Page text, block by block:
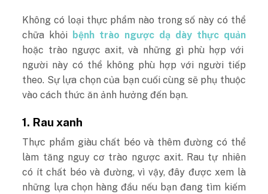
Không có loại thực phẩm nào trong số này có thể
chữa khỏi bệnh trào ngược dạ dày thực quản
hoặc trào ngược axit, và những gì phù hợp với
người này có thể không phù hợp với người tiếp
theo. Sự lựa chọn của bạn cuối cùng sẽ phụ thuộc
vào cách thức ăn ảnh hưởng đến bạn.
1. Rau xanh
Thực phẩm giàu chất béo và thêm đường có thể
làm tăng nguy cơ trào ngược axit. Rau tự nhiên
có ít chất béo và đường, vì vậy, đây được xem là
những lựa chọn hàng đầu nếu bạn đang tìm kiếm